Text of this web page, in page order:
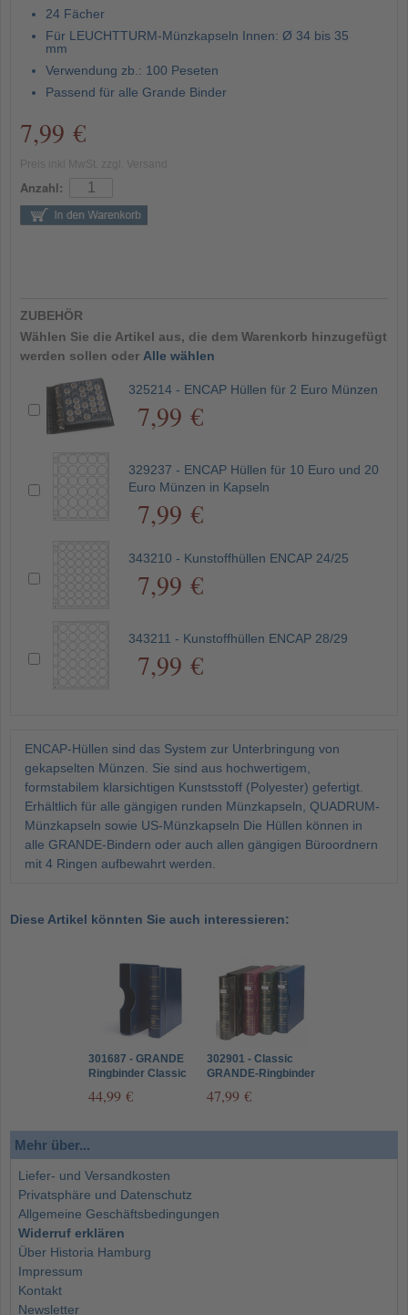
24 Fächer
Für LEUCHTTURM-Münzkapseln Innen: Ø 34 bis 35
mm
Verwendung zb.: 100 Peseten
Passend für alle Grande Binder
7,99 €
Anzahl:
ZUBEHÖR
Wählen Sie die Artikel aus, die dem Warenkorb hinzugefügt
werden sollen oder Alle wählen
325214 - ENCAP Hüllen für 2 Euro Münzen
7,99 €
329237 - ENCAP Hüllen für 10 Euro und 20
Euro Münzen in Kapseln
7,99 €
343210 - Kunstoffhüllen ENCAP 24/25
7,99 €
343211 - Kunstoffhüllen ENCAP 28/29
7,99 €
ENCAP-Hüllen sind das System zur Unterbringung von
gekapselten Münzen. Sie sind aus hochwertigem,
formstabilem klarsichtigen Kunstsstoff (Polyester) gefertigt.
Erhältlich für alle gängigen runden Münzkapseln, QUADRUM-
Münzkapseln sowie US-Münzkapseln Die Hüllen können in
alle GRANDE-Bindern oder auch allen gängigen Büroordnern
mit 4 Ringen aufbewahrt werden.
Diese Artikel könnten Sie auch interessieren:
301687 - GRANDE
Ringbinder Classic
Blau
44,99 €
302901 - Classic
GRANDE-Ringbinder
47,99 €
Mehr über...
Liefer- und Versandkosten
Privatsphäre und Datenschutz
Allgemeine Geschäftsbedingungen
Widerruf erklären
Über Historia Hamburg
Impressum
Kontakt
Newsletter